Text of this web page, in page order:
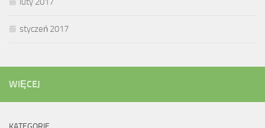
styczeń 2017
WIĘCEJ